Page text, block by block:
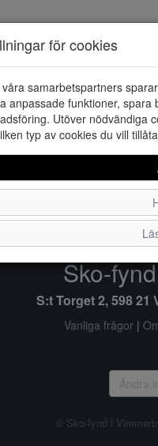
för cookies
samarbetspartners
anpassade funktioner,
Utöver nödvändiga
typ av cookies du vill
Sko-
S:t Torget 2, 598 21
Vanliga frågor |
Ändra
© Sko-fynd i